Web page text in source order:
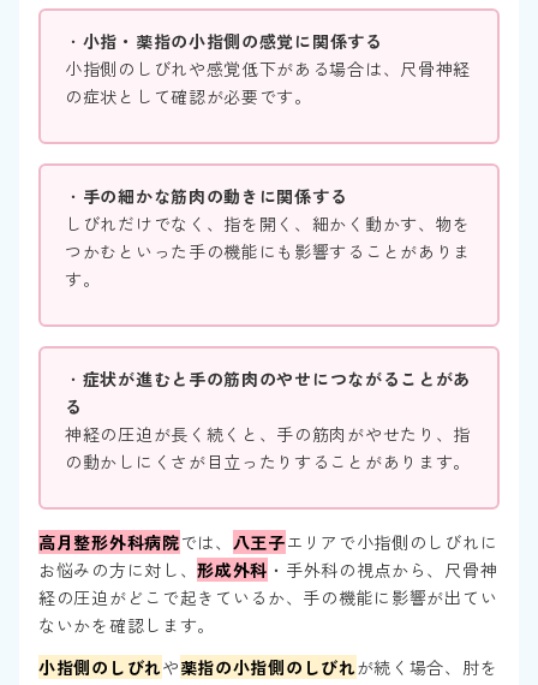
・ 小指・薬指の小指側の感覚に関係する
小指側のしびれや感覚低下がある場合は、尺骨神経
の症状として確認が必要です。
・ 手の細かな筋肉の動きに関係する
しびれだけでなく、指を開く、細かく動かす、物を
つかむといった手の機能にも影響することがありま
す。
・ 症状が進むと手の筋肉のやせにつながることがあ
る
神経の圧迫が長く続くと、手の筋肉がやせたり、指
の動かしにくさが目立ったりすることがあります。
高月整形外科病院では、 八王子エリアで小指側のしびれに
お悩みの方に対し、形成外科 ・手外科の視点から、尺骨神
経の圧迫がどこで起きているか、手の機能に影響が出てい
ないかを確認します。
小指側のしびれや薬指の小指側のしびれが続く場合、肘を